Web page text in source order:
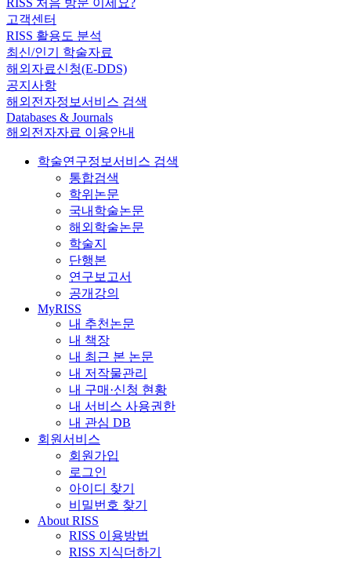
RISS 처음 방문 이세요?
고객센터
RISS 활용도 분석
최신/인기 학술자료
해외자료신청(E-DDS)
공지사항
해외전자정보서비스 검색
Databases & Journals
해외전자자료 이용안내
학술연구정보서비스 검색
통합검색
학위논문
국내학술논문
해외학술논문
학술지
단행본
연구보고서
공개강의
MyRISS
내 추천논문
내 책장
내 최근 본 논문
내 저작물관리
내 구매·신청 현황
내 서비스 사용권한
내 관심 DB
회원서비스
회원가입
로그인
아이디 찾기
비밀번호 찾기
About RISS
RISS 이용방법
RISS 지식더하기